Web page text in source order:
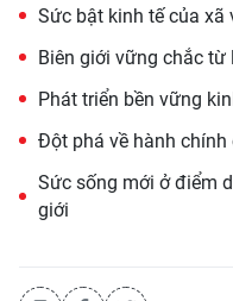
Sức bật kinh tế của xã
Biên giới vững chắc từ
Phát triển bền vững
Đột phá về hành
Sức sống mới ở điểm
giới